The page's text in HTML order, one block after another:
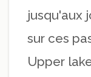
jusqu'aux
sur ces
Upper